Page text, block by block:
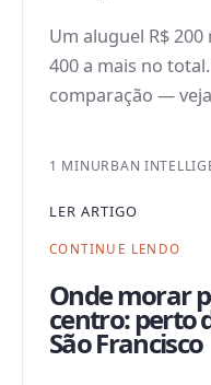
Um aluguel R$
400 a mais no
comparação —
1 MINURBAN
LER ARTIGO
CONTINUE LENDO
Onde morar
centro: perto
São Francisco